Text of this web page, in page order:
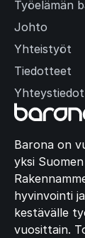
Barona on
yksi
hyvinvointi
kestävälle
vuosittain.
Työelämän
Johto
Yhteistyöt
Tiedotteet
Yhteystiedot